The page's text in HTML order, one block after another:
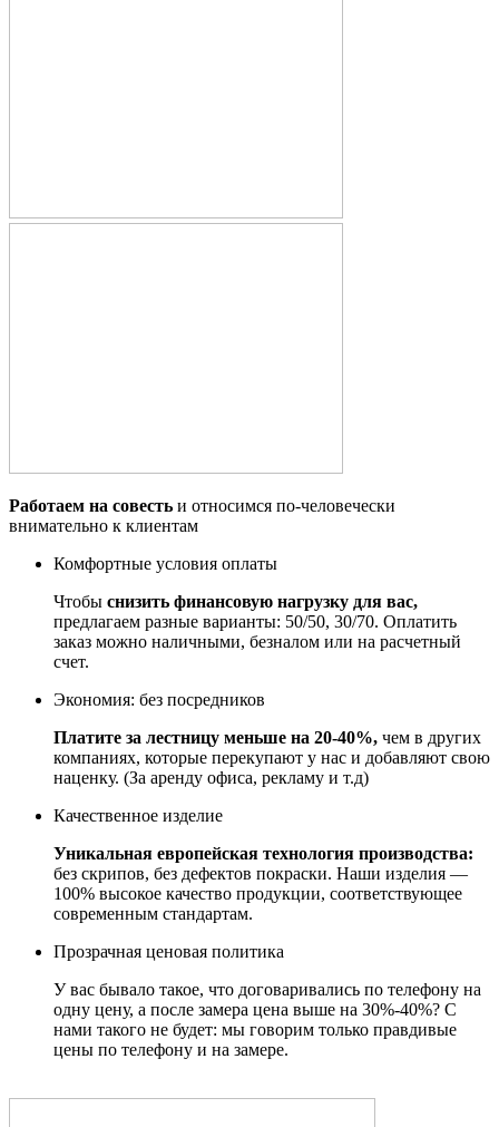
Работаем на совесть и относимся по-человечески
внимательно к клиентам
Комфортные условия оплаты
Чтобы снизить финансовую нагрузку для вас,
предлагаем разные варианты: 50/50, 30/70. Оплатить
заказ можно наличными, безналом или на расчетный
счет.
Экономия: без посредников
Платите за лестницу меньше на 20-40%, чем в других
компаниях, которые перекупают у нас и добавляют свою
наценку. (За аренду офиса, рекламу и т.д)
Качественное изделие
Уникальная европейская технология производства:
без скрипов, без дефектов покраски. Наши изделия —
100% высокое качество продукции, соответствующее
современным стандартам.
Прозрачная ценовая политика
У вас бывало такое, что договаривались по телефону на
одну цену, а после замера цена выше на 30%-40%? С
нами такого не будет: мы говорим только правдивые
цены по телефону и на замере.